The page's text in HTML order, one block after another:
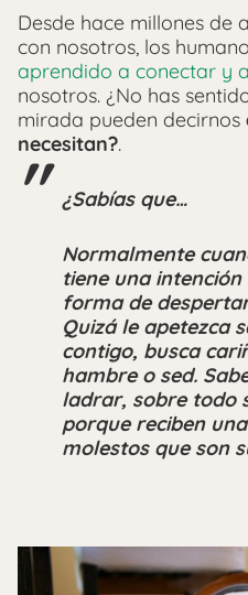
Desde hace millones de
con nosotros, los
aprendido a conectar y
nosotros. ¿No has
mirada pueden decirnos
necesitan?.
¿Sabías que…
Normalmente
tiene una
forma de
Quizá le apetezca
contigo, busca
hambre o sed.
ladrar, sobre todo
porque reciben
molestos que son